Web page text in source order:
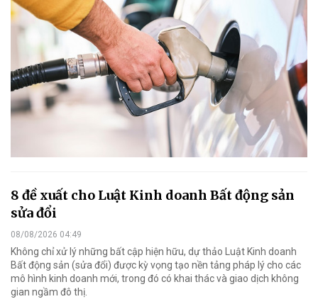
8 đề xuất cho Luật Kinh doanh Bất động sản
sửa đổi
08/08/2026 04:49
Không chỉ xử lý những bất cập hiện hữu, dự thảo Luật Kinh doanh
Bất động sản (sửa đổi) được kỳ vọng tạo nền tảng pháp lý cho các
mô hình kinh doanh mới, trong đó có khai thác và giao dịch không
gian ngầm đô thị.